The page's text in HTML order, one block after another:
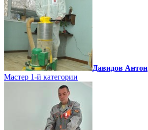
Давидов Антон
Мастер 1-й категории